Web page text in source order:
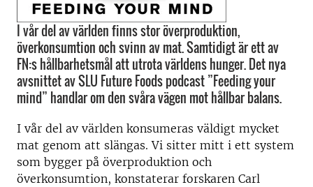
I vår del av världen finns stor överproduktion,
överkonsumtion och svinn av mat. Samtidigt är ett av
FN:s hållbarhetsmål att utrota världens hunger. Det nya
avsnittet av SLU Future Foods podcast ”Feeding your
mind” handlar om den svåra vägen mot hållbar balans.
I vår del av världen konsumeras väldigt mycket
mat genom att slängas. Vi sitter mitt i ett system
som bygger på överproduktion och
överkonsumtion, konstaterar forskaren Carl